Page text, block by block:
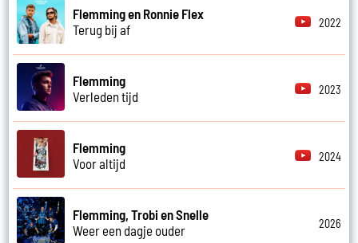
Flemming en Ronnie Flex
Terug bij af
2022
Flemming
Verleden tijd
2023
Flemming
Voor altijd
2024
Flemming, Trobi en Snelle
Weer een dagje ouder
2026